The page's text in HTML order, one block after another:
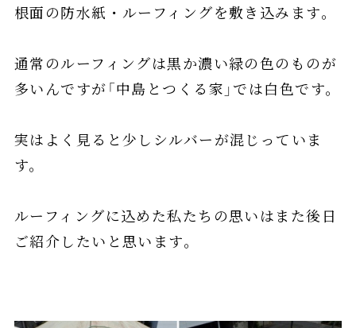
根面の防水紙・ルーフィングを敷き込みます。
通常のルーフィングは黒か濃い緑の色のものが
多いんですが「中島とつくる家」では白色です。
実はよく見ると少しシルバーが混じっていま
す。
ルーフィングに込めた私たちの思いはまた後日
ご紹介したいと思います。